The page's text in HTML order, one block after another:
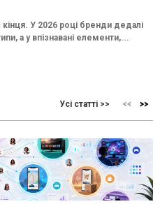
кінця. У 2026 році бренди дедалі
а у впізнавані елементи,...
Усі статті >>